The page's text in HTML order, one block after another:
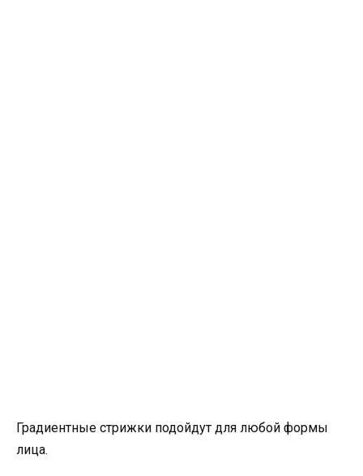
Градиентные стрижки подойдут для любой формы
лица.